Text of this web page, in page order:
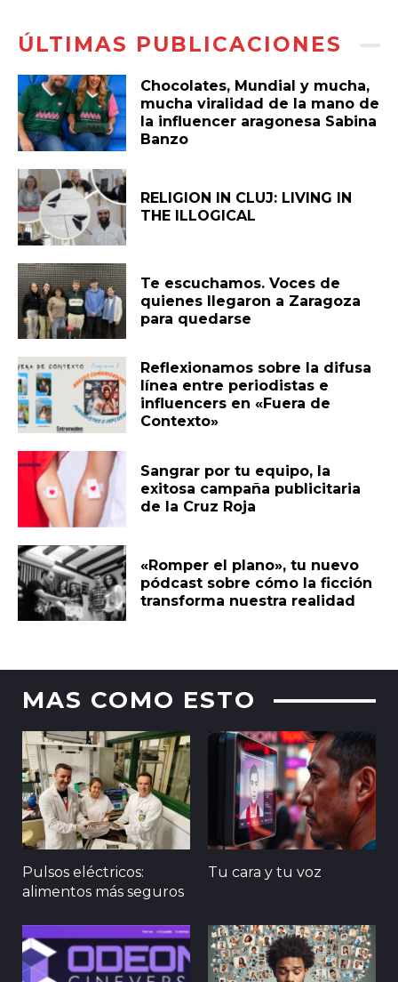
ÚLTIMAS PUBLICACIONES
Chocolates, Mundial y mucha,
mucha viralidad de la mano de
la influencer aragonesa Sabina
Banzo
RELIGION IN CLUJ: LIVING IN
THE ILLOGICAL
Te escuchamos. Voces de
quienes llegaron a Zaragoza
para quedarse
Reflexionamos sobre la difusa
línea entre periodistas e
influencers en «Fuera de
Contexto»
Sangrar por tu equipo, la
exitosa campaña publicitaria
de la Cruz Roja
«Romper el plano», tu nuevo
pódcast sobre cómo la ficción
transforma nuestra realidad
MAS COMO ESTO
Pulsos eléctricos:
alimentos más seguros
Tu cara y tu voz